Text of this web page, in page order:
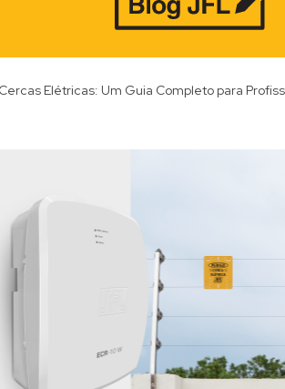
Elétricas: Um Guia Completo para